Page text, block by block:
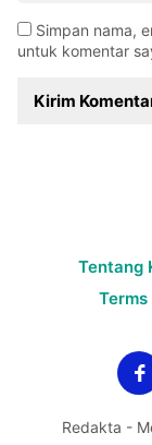
Simpan nama,
untuk komentar
Tentang
Redakta -